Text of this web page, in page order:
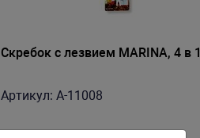
Скребок с лезвием MARINA, 4 в 1
Артикул: A-11008